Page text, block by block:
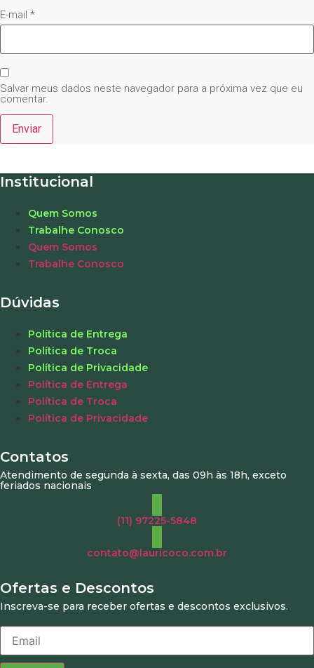
E-mail *
Salvar meus dados neste navegador para a próxima vez que eu
comentar.
Institucional
Quem Somos
Trabalhe Conosco
Quem Somos
Trabalhe Conosco
Dúvidas
Política de Entrega
Política de Troca
Política de Privacidade
Política de Entrega
Política de Troca
Política de Privacidade
Contatos
Atendimento de segunda à sexta, das 09h às 18h, exceto
feriados nacionais
(11) 97225-5848
contato@lauricoco.com.br
Ofertas e Descontos
Inscreva-se para receber ofertas e descontos exclusivos.